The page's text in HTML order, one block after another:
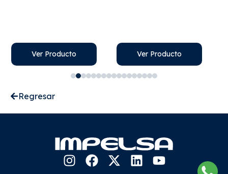
Ver Producto Ver Producto
Regresar